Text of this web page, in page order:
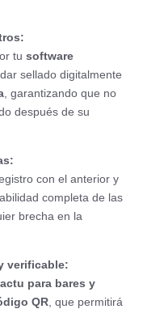
tu software
sellado digitalmente
, garantizando que no
después de su
con el anterior y
completa de las
brecha en la
verificable:
para bares y
QR, que permitirá